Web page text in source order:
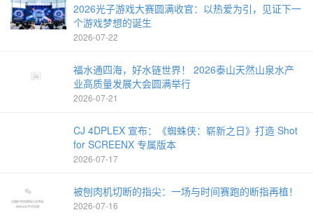
2026光子游戏大赛圆满收官：以热爱为引，见证下一
个游戏梦想的诞生
2026-07-22
福水通四海，好水链世界！ 2026泰山天然山泉水产
业高质量发展大会圆满举行
2026-07-21
CJ 4DPLEX 宣布：《蜘蛛侠：崭新之日》打造 Shot
for SCREENX 专属版本
2026-07-17
被刨肉机切断的指尖：一场与时间赛跑的断指再植！
2026-07-16